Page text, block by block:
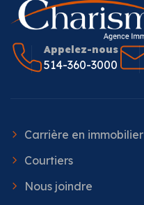
Appelez-nous
514-360-3000
Carrière en immobilier
Courtiers
Nous joindre